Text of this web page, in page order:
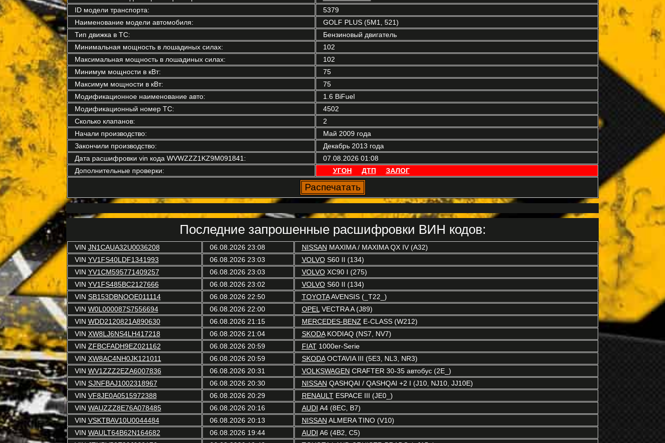
ID модели транспорта:
5379
Наименование модели автомобиля:
GOLF PLUS (5M1, 521)
Тип движка в ТС:
Бензиновый двигатель
Минимальная мощность в лошадиных силах:
102
Максимальная мощность в лошадиных силах:
102
Минимум мощности в кВт:
75
Максимум мощности в кВт:
75
Модификационное наименование авто:
1.6 BiFuel
Модификационный номер ТС:
4502
Сколько клапанов:
2
Начали производство:
Май 2009 года
Закончили производство:
Декабрь 2013 года
Дата расшифровки vin кода WVWZZZ1KZ9M091841:
07.08.2026 01:08
Дополнительные проверки:
УГОН ДТП ЗАЛОГ
Последние запрошенные расшифровки ВИН кодов:
VIN JN1CAUA32U0036208 06.08.2026 23:08 NISSAN MAXIMA / MAXIMA QX IV (A32)
VIN YV1FS40LDF1341993 06.08.2026 23:03 VOLVOS60 II (134)
VIN YV1CM595771409257 06.08.2026 23:03 VOLVOXC90 I (275)
VIN YV1FS485BC2127666 06.08.2026 23:02 VOLVOS60 II (134)
VIN SB153DBNOOE011114 06.08.2026 22:50 TOYOTAAVENSIS (_T22_)
VIN W0L000087S7556694 06.08.2026 22:00 OPEL VECTRA A (J89)
VIN WDD2120821A890630 06.08.2026 21:15 MERCEDES-BENZ E-CLASS (W212)
VIN XW8LJ6NS4LH417218 06.08.2026 21:04 SKODAKODIAQ (NS7, NV7)
VIN ZFBCFADH9EZ021162 06.08.2026 20:59 FIAT1000er-Serie
VIN XW8AC4NH0JK121011 06.08.2026 20:59 SKODAOCTAVIA III (5E3, NL3, NR3)
VIN WV1ZZZ2EZA6007836 06.08.2026 20:31 VOLKSWAGEN CRAFTER 30-35 автобус (2E_)
VIN SJNFBAJ1002318967 06.08.2026 20:30 NISSAN QASHQAI / QASHQAI +2 I (J10, NJ10, JJ10E)
VIN VF8JE0A0515972388 06.08.2026 20:29 RENAULTESPACE III (JE0_)
VIN WAUZZZ8E76A078485 06.08.2026 20:16 AUDI A4 (8EC, B7)
VIN VSKTBAV10U0044484 06.08.2026 20:13 NISSAN ALMERA TINO (V10)
VIN WAULT64B62N164682 06.08.2026 19:44 AUDI A6 (4B2, C5)